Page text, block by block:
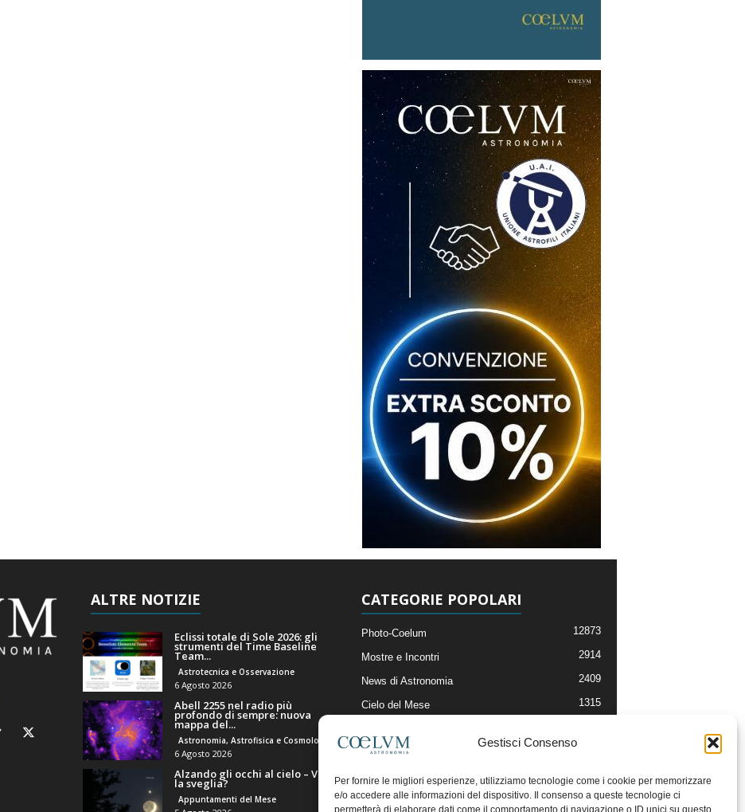
Gestisci Consenso
Per fornire le migliori esperienze, utilizziamo tecnologie come i cookie per memorizzare
e/o accedere alle informazioni del dispositivo. Il consenso a queste tecnologie ci
permetterà di elaborare dati come il comportamento di navigazione o ID unici su questo
ALTRE NOTIZIE
Eclissi totale di Sole 2026: gli
strumenti del Time Baseline
Team...
Astrotecnica e Osservazione
6 Agosto 2026
Abell 2255 nel radio più
profondo di sempre: nuova
mappa del...
Astronomia, Astrofisica e Cosmologia
6 Agosto 2026
Alzando gli occhi al cielo – Vale
la sveglia?
Appuntamenti del Mese
CATEGORIE POPOLARI
Photo-Coelum 12873
Mostre e Incontri 2914
News di Astronomia 2409
Cielo del Mese 1315
Articoli e Risorse On-Line
Il Blog della Redazione